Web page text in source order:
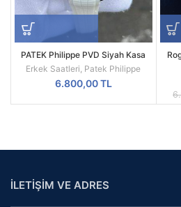
PATEK Philippe PVD Siyah Kasa
Beyaz Silikon Kordon
Erkek Saatleri Patek Philippe
6.800,00TL
İLETİŞİM VE ADRES